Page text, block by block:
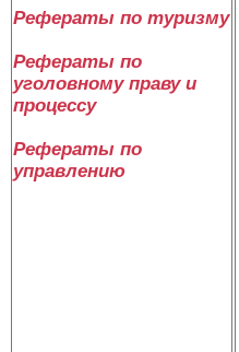
Рефераты по туризму
Рефераты по
уголовному праву и
процессу
Рефераты по
управлению